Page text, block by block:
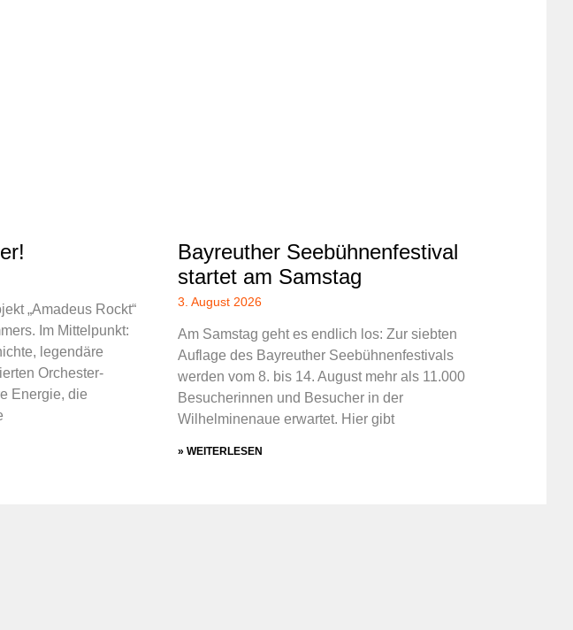
„Amadeus Rockt“
Im Mittelpunkt:
legendäre
Orchester-
Energie, die
Bayreuther Seebühnenfestival
startet am Samstag
3. August 2026
Am Samstag geht es endlich los: Zur siebten
Auflage des Bayreuther Seebühnenfestivals
werden vom 8. bis 14. August mehr als 11.000
Besucherinnen und Besucher in der
Wilhelminenaue erwartet. Hier gibt
» WEITERLESEN